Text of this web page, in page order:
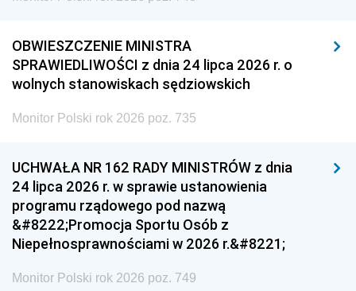
OBWIESZCZENIE MINISTRA
SPRAWIEDLIWOŚCI z dnia 24 lipca 2026 r. o
wolnych stanowiskach sędziowskich
Monitor Polski rok 2026 poz. 735
UCHWAŁA NR 162 RADY MINISTRÓW z dnia
24 lipca 2026 r. w sprawie ustanowienia
programu rządowego pod nazwą
&#8222;Promocja Sportu Osób z
Niepełnosprawnościami w 2026 r.&#8221;
Monitor Polski rok 2026 poz. 749